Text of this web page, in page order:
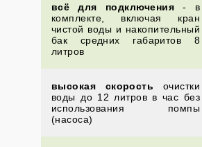
всё для подключения - в
комплекте, включая кран
чистой воды и накопительный
бак средних габаритов 8
литров
высокая скорость очистки
воды до 12 литров в час без
использования помпы
(насоса)